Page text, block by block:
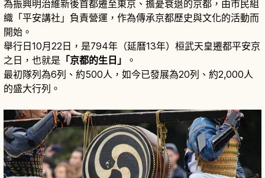
為振興明治維新後首都遷至東京、擔憂衰退的京都，由市民組
織「平安講社」負責營運，作為傳承京都歷史與文化的活動而
開始。
舉行日10月22日，是794年（延曆13年）桓武天皇遷都平安京
之日，也就是 「京都的生日」
。
最初隊列為6列、約500人，如今已發展為20列、約2,000人
的盛大行列。